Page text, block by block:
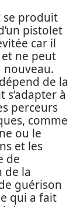
se produit
pistolet
car il
et ne peut
nouveau.
de la
à
perceurs
comme
ou le
et les
de
de la
guérison
qui a fait